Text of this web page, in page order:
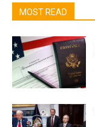
MOST READ